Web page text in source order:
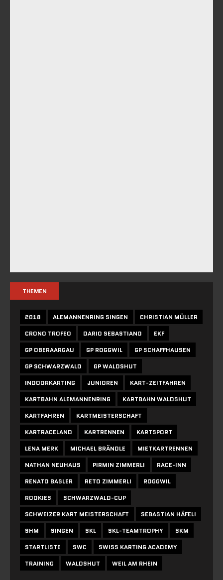
THEMEN
2018 ALEMANNENRING SINGEN
CHRISTIAN MÜLLER
CRONO TROFEO
DARIO SEBASTIANO
EKF
GP OBERAARGAU
GP ROGGWIL
GP SCHAFFHAUSEN
GP SCHWARZWALD
GP WALDSHUT
INDOORKARTING
JUNIOREN
KART-ZEITFAHREN
KARTBAHN ALEMANNENRING
KARTBAHN WALDSHUT
KARTFAHREN
KARTMEISTERSCHAFT
KARTRACELAND
KARTRENNEN
KARTSPORT
LENA MERK
MICHAEL BRÄNDLE
MIETKARTRENNEN
NATHAN NEUHAUS
PIRMIN ZIMMERLI
RACE-INN
RENATO BASLER
RETO ZIMMERLI
ROGGWIL
ROOKIES
SCHWARZWALD-CUP
SCHWEIZER KART MEISTERSCHAFT
SEBASTIAN HÄFELI
SHM
SINGEN SKL SKL-TEAMTROPHY
SKM
STARTLISTE
SWC
SWISS KARTING ACADEMY
TRAINING
WALDSHUT WEIL AM RHEIN